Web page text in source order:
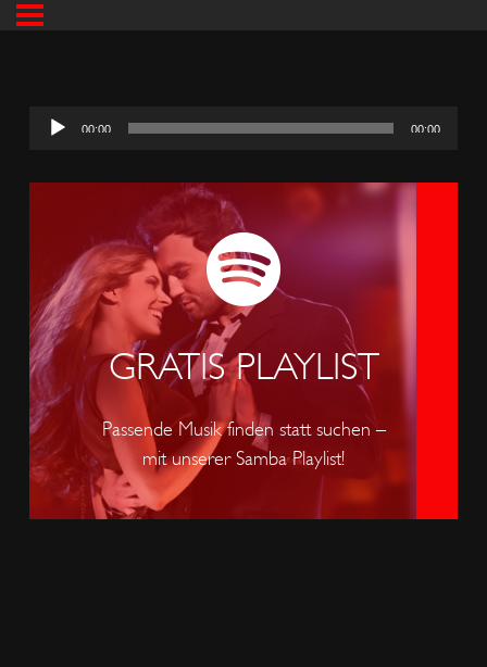
00:00 00:00
GRATIS PLAYLIST
Passende Musik finden statt suchen –
mit unserer Samba Playlist!